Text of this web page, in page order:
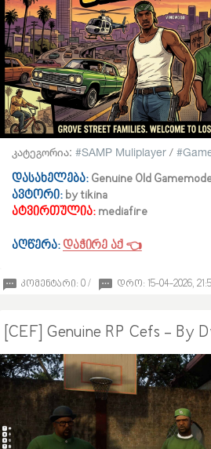
კატეგორია: SAMP Muliplayer /
დასახელება: Genuine Old
ავტორი: by tikina
ატვირთულია: mediafire
აღწერა: დაჭირე აქ 👈
კომენტარი: 0 / დრო: 15-04-2026,
[CEF] Genuine RP Cefs - By